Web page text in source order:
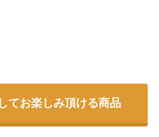
てお楽しみ頂ける商品